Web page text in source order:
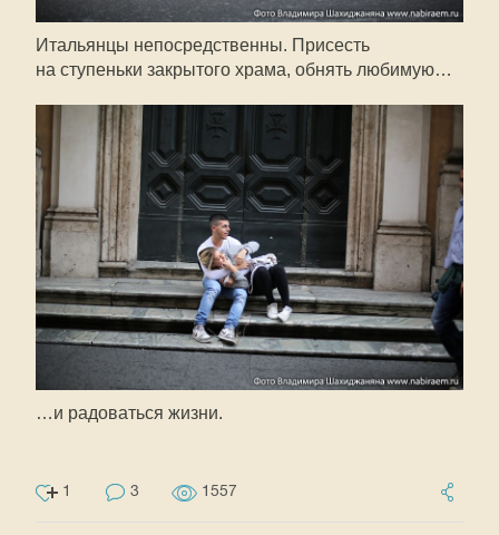
Итальянцы непосредственны. Присесть
на ступеньки закрытого храма, обнять любимую…
…и радоваться жизни.
1 3 1557